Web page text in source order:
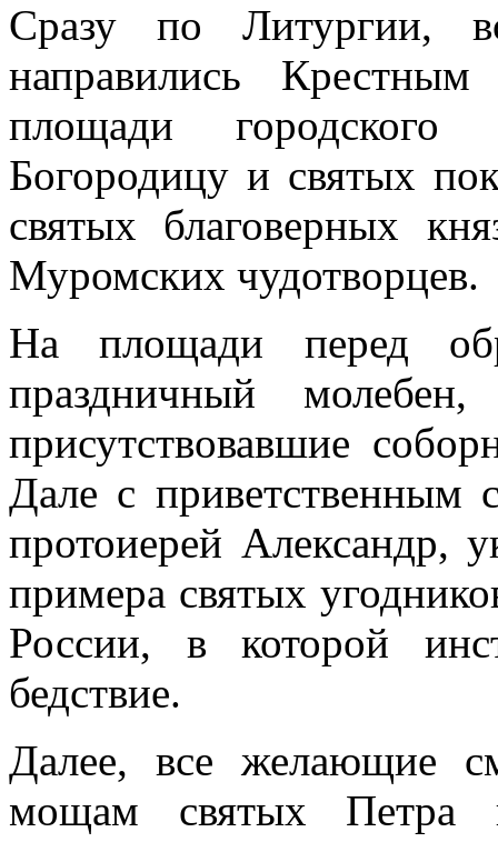
Сразу по Литургии,
направились
площади
Богородицу и святых
святых благоверных
Муромских чудотворцев.
На площади перед
праздничный
присутствовавшие
Дале с приветственным
протоиерей Александр,
примера святых
России, в которой
бедствие.
Далее, все желающие
мощам святых Петра